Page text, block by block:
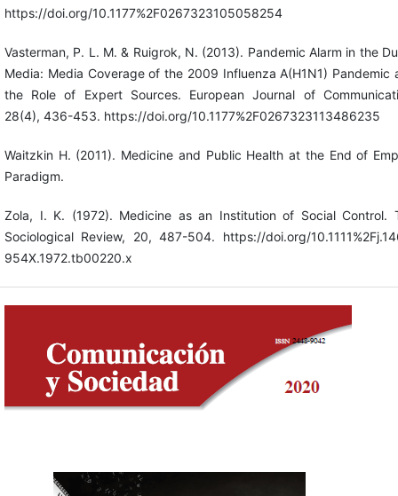
https://doi.org/10.1177%2F0267323105058254
Vasterman, P. L. M. & Ruigrok, N. (2013). Pandemic Alarm in the
Media: Media Coverage of the 2009 Influenza A(H1N1) Pandemic
the Role of Expert Sources. European Journal of
28(4), 436-453. https://doi.org/10.1177%2F0267323113486235
Waitzkin H. (2011). Medicine and Public Health at the End of
Paradigm.
Zola, I. K. (1972). Medicine as an Institution of Social Control.
Sociological Review, 20, 487-504. https://doi.org/
954X.1972.tb00220.x